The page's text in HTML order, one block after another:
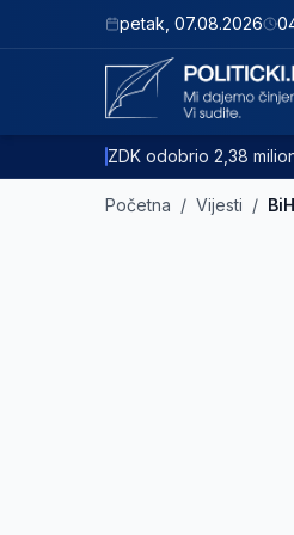
petak 07.08.2026
ZDK odobrio 2,38
Početna / Vijesti / BiH